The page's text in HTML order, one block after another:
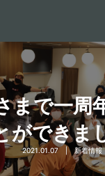
まで一周
ができま
2021.01.07 新着情報